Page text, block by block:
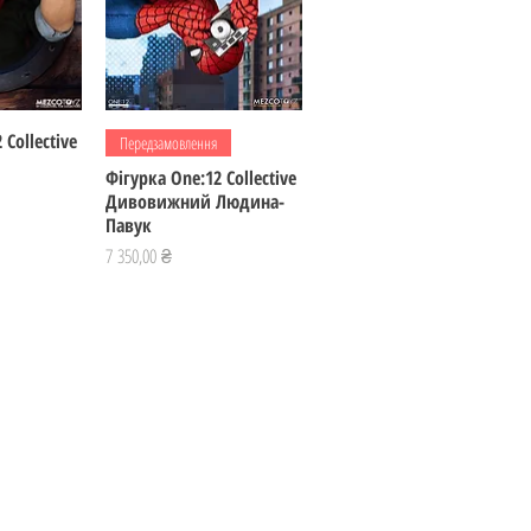
Collective Швидкий перегляд
Передзамовлення
Фігурка One:12 Collective
Дивовижний Людина-
Павук
Ціна
7 350,00 ₴